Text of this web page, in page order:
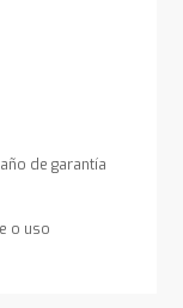
de garantía
o uso